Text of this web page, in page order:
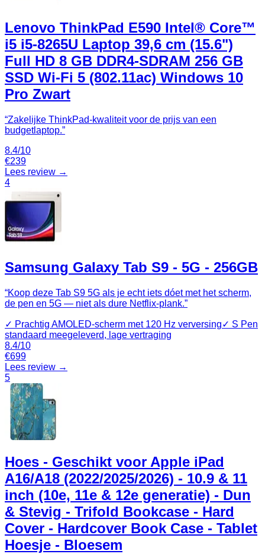
Lenovo ThinkPad E590 Intel® Core™
i5 i5-8265U Laptop 39,6 cm (15.6")
Full HD 8 GB DDR4-SDRAM 256 GB
SSD Wi-Fi 5 (802.11ac) Windows 10
Pro Zwart
“Zakelijke ThinkPad-kwaliteit voor de prijs van een
budgetlaptop.”
8.4/10
€239
Lees review →
4
Samsung Galaxy Tab S9 - 5G - 256GB
“Koop deze Tab S9 5G als je echt iets dóet met het scherm,
de pen en 5G — niet als dure Netflix‑plank.”
✓ Prachtig AMOLED‑scherm met 120 Hz verversing✓ S Pen
standaard meegeleverd, lage vertraging
8.4/10
€699
Lees review →
5
Hoes - Geschikt voor Apple iPad
A16/A18 (2022/2025/2026) - 10.9 & 11
inch (10e, 11e & 12e generatie) - Dun
& Stevig - Trifold Bookcase - Hard
Cover - Hardcover Book Case - Tablet
Hoesje - Bloesem